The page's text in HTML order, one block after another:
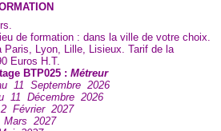
de formation : dans la ville de votre choix.
Paris, Lyon, Lille, Lisieux. Tarif de la
Euros H.T.
BTP025 : Métreur
11 Septembre 2026
11 Décembre 2026
Février 2027
2027